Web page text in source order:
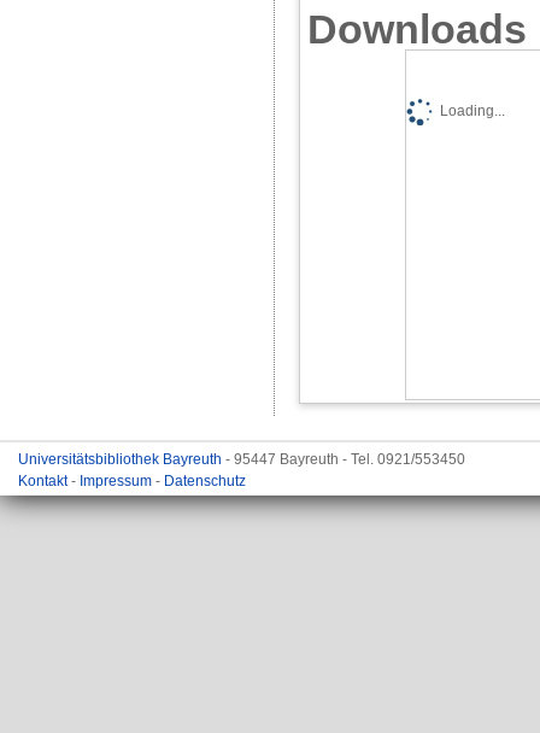
Downloads
Loading...
Universitätsbibliothek Bayreuth - 95447 Bayreuth - Tel. 0921/553450
Kontakt- Impressum - Datenschutz